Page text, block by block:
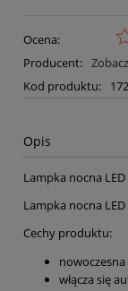
Ocena:
Producent:
Kod produktu:
Opis
Lampka nocna
Lampka nocna
Cechy produktu:
włącza się